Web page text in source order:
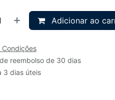
Adicionar ao
Condições
reembolso de 30 dias
3 dias úteis